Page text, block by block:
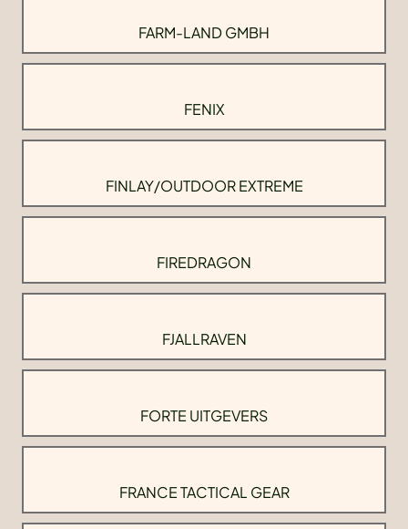
FARM-LAND GMBH
FENIX
FINLAY/OUTDOOR EXTREME
FIREDRAGON
FJALLRAVEN
FORTE UITGEVERS
FRANCE TACTICAL GEAR